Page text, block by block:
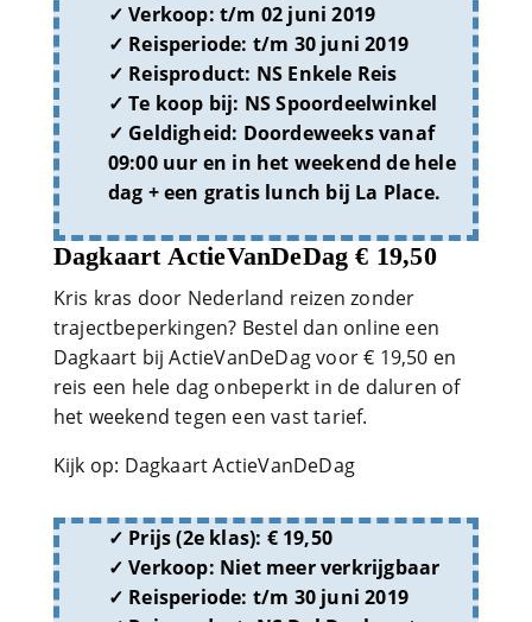
Verkoop: t/m 02 juni 2019
Reisperiode: t/m 30 juni 2019
Reisproduct: NS Enkele Reis
Te koop bij: NS Spoordeelwinkel
Geldigheid: Doordeweeks vanaf
09:00 uur en in het weekend de hele
dag + een gratis lunch bij La Place.
Dagkaart ActieVanDeDag € 19,50
Kris kras door Nederland reizen zonder
trajectbeperkingen? Bestel dan online een
Dagkaart bij ActieVanDeDag voor € 19,50 en
reis een hele dag onbeperkt in de daluren of
het weekend tegen een vast tarief.
Kijk op: Dagkaart ActieVanDeDag
Prijs (2e klas): € 19,50
Verkoop: Niet meer verkrijgbaar
Reisperiode: t/m 30 juni 2019